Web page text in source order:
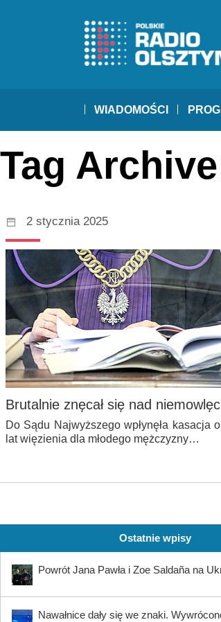
WIADOMOŚCI
Tag
2 stycznia 2025
Brutalnie znęcał się nad
Do Sądu Najwyższego wpłynęła kasacja
lat więzienia dla młodego mężczyzny…
Ostatnie wpisy
Powrót Jana Pawła i Zoe Saldaña na
Nawałnice dały się we znaki.